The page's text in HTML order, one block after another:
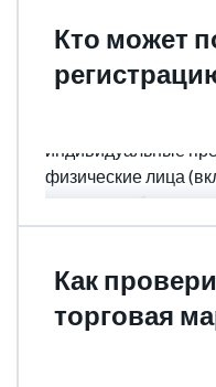
Кто может
индивидуальные
физические лица
подачи необходима
поверенного.
Как
торговая